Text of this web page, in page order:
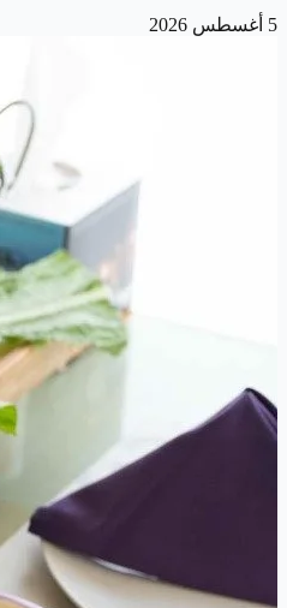
5 أغسطس 2026